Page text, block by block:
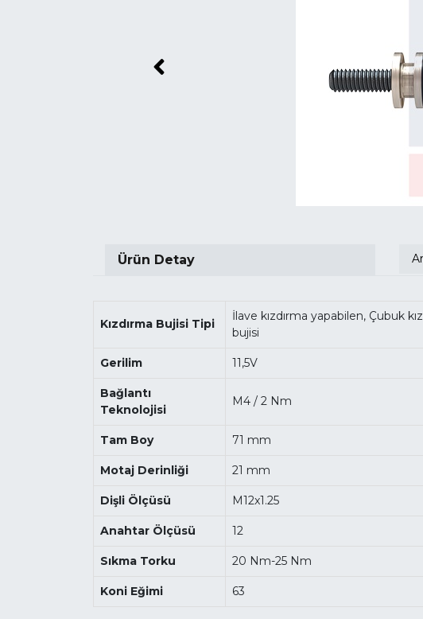
Previous
Ürün Detay
Kızdırma Bujisi Tipi
İlave kızdırma yapabilen, Çubuk
bujisi
Gerilim 11,5V
Bağlantı
Teknolojisi
M4 / 2 Nm
Tam Boy 71 mm
Motaj Derinliği 21 mm
Dişli Ölçüsü M12x1.25
Anahtar Ölçüsü 12
Sıkma Torku 20 Nm-25 Nm
Koni Eğimi 63